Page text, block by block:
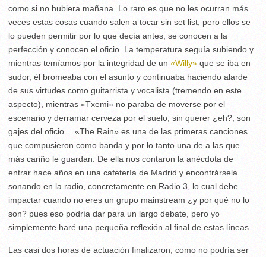
como si no hubiera mañana. Lo raro es que no les ocurran más
veces estas cosas cuando salen a tocar sin set list, pero ellos se
lo pueden permitir por lo que decía antes, se conocen a la
perfección y conocen el oficio. La temperatura seguía subiendo y
mientras temíamos por la integridad de un «Willy» que se iba en
sudor, él bromeaba con el asunto y continuaba haciendo alarde
de sus virtudes como guitarrista y vocalista (tremendo en este
aspecto), mientras «Txemi» no paraba de moverse por el
escenario y derramar cerveza por el suelo, sin querer ¿eh?, son
gajes del oficio… «The Rain» es una de las primeras canciones
que compusieron como banda y por lo tanto una de a las que
más cariño le guardan. De ella nos contaron la anécdota de
entrar hace años en una cafetería de Madrid y encontrársela
sonando en la radio, concretamente en Radio 3, lo cual debe
impactar cuando no eres un grupo mainstream ¿y por qué no lo
son? pues eso podría dar para un largo debate, pero yo
simplemente haré una pequeña reflexión al final de estas líneas.
Las casi dos horas de actuación finalizaron, como no podría ser